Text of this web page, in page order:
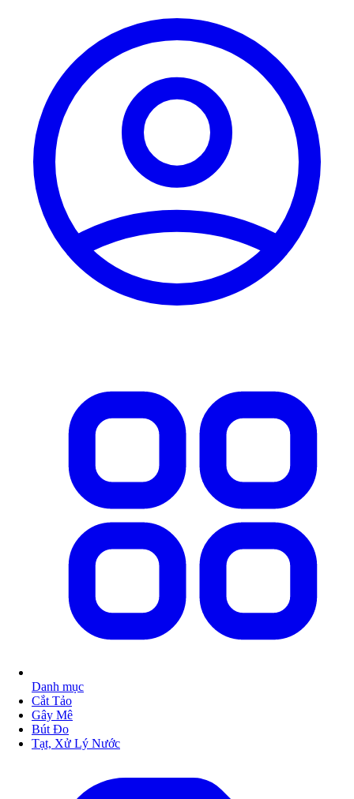
Danh mục
Cắt Tảo
Gây Mê
Bút Đo
Tạt, Xử Lý Nước